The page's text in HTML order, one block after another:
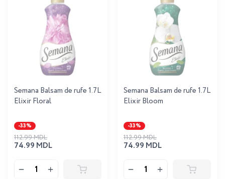
Semana Balsam de rufe 1.7L
Elixir Floral
-33%
74.99 MDL
112.99 MDL
Semana Balsam de rufe 1.7L
Elixir Bloom
-33%
74.99 MDL
112.99 MDL